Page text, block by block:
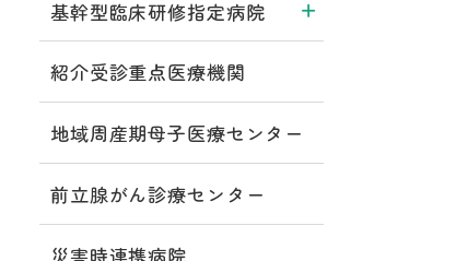
基幹型臨床研修指定病院
紹介受診重点医療機関
地域周産期母子医療センター
前立腺がん診療センター
災害時連携病院